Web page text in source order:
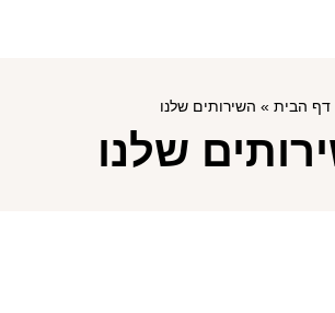
דף הבית » השירותים שלנו
שלנו